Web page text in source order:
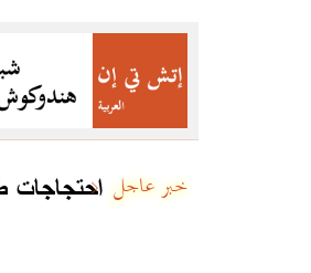
احتجاجات طلابية خبر عاجل